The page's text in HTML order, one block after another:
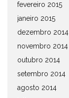
fevereiro 2015
janeiro 2015
dezembro 2014
novembro 2014
outubro 2014
setembro 2014
agosto 2014